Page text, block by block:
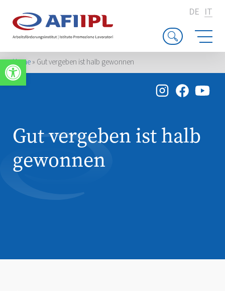
Apri la barra degli strumenti
DE IT
Home» Gut vergeben ist halb gewonnen
Gut vergeben ist halb
gewonnen